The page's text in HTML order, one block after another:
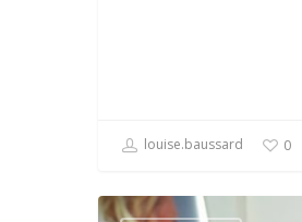
louise.baussard 0